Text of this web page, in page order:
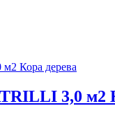
3,0 м2